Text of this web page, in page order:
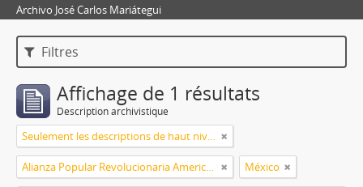
Archivo José Carlos Mariátegui
Filtres
Affichage de 1 résultats
Description archivistique
Seulement les descriptions de haut niveau
Alianza Popular Revolucionaria Americana (APRA) México